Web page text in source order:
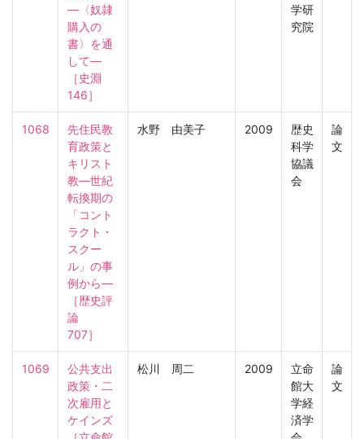
―〈奴隷
購入の
書〉を通
して―
［史淵
146］
学研
究院
1068
先住民教
育政策と
キリスト
教―世紀
転換期の
「コント
ラクト・
スクー
ル」の事
例から―
［歴史評
論
707］
水野 由美子 2009
歴史
科学
協議
会
論
文
1069
公共支出
政策・二
次雇用と
ケインズ
松川 周二 2009
立命
館大
学経
済学
論
文